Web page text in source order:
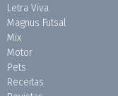
Letra Viva
Magnus Futsal
Mix
Motor
Pets
Receitas